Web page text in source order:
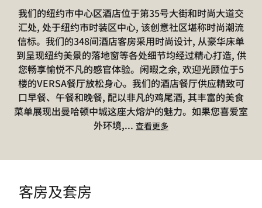
我们的纽约市中心区酒店位于第35号大街和时尚大道交
汇处, 处于纽约市时装区中心, 该创意社区堪称时尚潮流
信标。我们的348间酒店客房采用时尚设计, 从豪华床单
到呈现纽约美景的落地窗等各处细节均经过精心打造, 供
您畅享愉悦不凡的感官体验。闲暇之余, 欢迎光顾位于5
楼的VERSA餐厅放松身心。我们的酒店餐厅供应精致可
口早餐、午餐和晚餐, 配以非凡的鸡尾酒, 其丰富的美食
菜单展现出曼哈顿中城这座大熔炉的魅力。如果您喜爱室
外环境,... 查看更多
客房及套房